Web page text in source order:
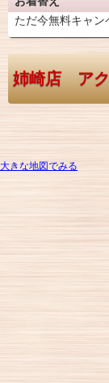
ただ今無料キャン
姉崎店 ア
大きな地図でみる